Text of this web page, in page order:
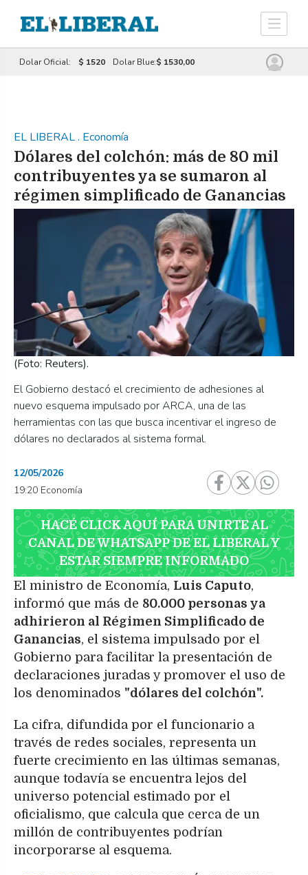
Dolar Oficial: $ 1520 Dolar Blue:$ 1530,00
EL LIBERAL. Economía
Dólares del colchón: más de 80 mil
contribuyentes ya se sumaron al
régimen simplificado de Ganancias
El Gobierno destacó el crecimiento de adhesiones al
nuevo esquema impulsado por ARCA, una de las
herramientas con las que busca incentivar el ingreso de
dólares no declarados al sistema formal.
(Foto: Reuters).
12/05/2026
19:20 Economía
HACÉ CLICK AQUÍ PARA UNIRTE AL
CANAL DE WHATSAPP DE EL LIBERAL Y
ESTAR SIEMPRE INFORMADO
El ministro de Economía, Luis Caputo,
informó que más de 80.000 personas ya
adhirieron al Régimen Simplificado de
Ganancias, el sistema impulsado por el
Gobierno para facilitar la presentación de
declaraciones juradas y promover el uso de
los denominados "dólares del colchón".
La cifra, difundida por el funcionario a
través de redes sociales, representa un
fuerte crecimiento en las últimas semanas,
aunque todavía se encuentra lejos del
universo potencial estimado por el
oficialismo, que calcula que cerca de un
millón de contribuyentes podrían
incorporarse al esquema.